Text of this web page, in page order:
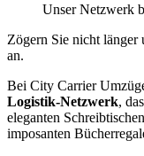
Unser Netzwerk
Zögern Sie nicht länger
an.
Bei City Carrier
Logistik-Netzwerk,
eleganten
imposanten